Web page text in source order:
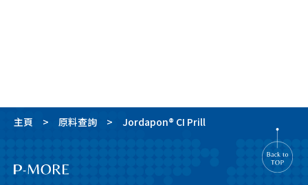
主頁 原料查詢 Jordapon® CI Prill